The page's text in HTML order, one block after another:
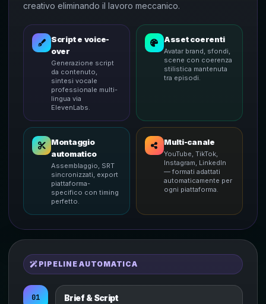
creativo eliminando il lavoro meccanico.
Script e voice-
over
Generazione script
da contenuto,
sintesi vocale
professionale multi-
lingua via
ElevenLabs.
Asset coerenti
Avatar brand, sfondi,
scene con coerenza
stilistica mantenuta
tra episodi.
Montaggio
automatico
Assemblaggio, SRT
sincronizzati, export
piattaforma-
specifico con timing
perfetto.
Multi-canale
YouTube, TikTok,
Instagram, LinkedIn
— formati adattati
automaticamente per
ogni piattaforma.
PIPELINE AUTOMATICA
01 Brief & Script